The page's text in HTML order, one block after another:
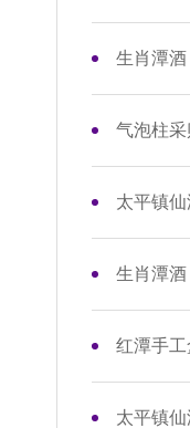
生肖潭酒
气泡柱
太平镇仙
生肖潭酒
红潭手
太平镇仙